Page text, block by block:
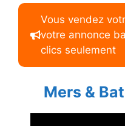
Vous vendez
votre annonce
clics seulement
Mers &